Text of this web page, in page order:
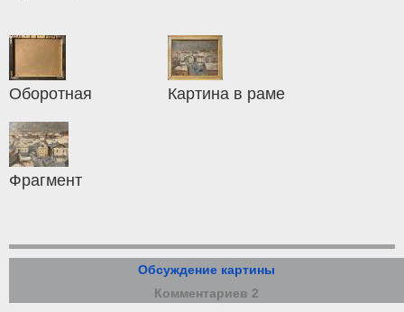
Оборотная Картина в раме
Фрагмент
Обсуждение картины
Комментариев 2